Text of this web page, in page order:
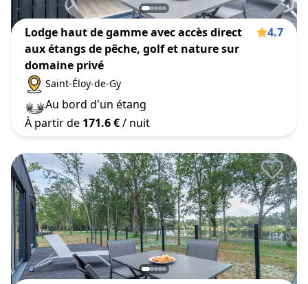
Lodge haut de gamme avec accès direct
aux étangs de pêche, golf et nature sur
domaine privé
4.7
Saint-Éloy-de-Gy
Au bord d'un étang
À partir de 171.6 €/ nuit